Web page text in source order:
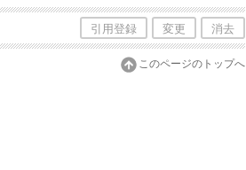
引用登録 変更 消去
このページのトップへ